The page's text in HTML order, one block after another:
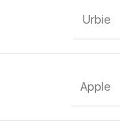
Urbie
Apple